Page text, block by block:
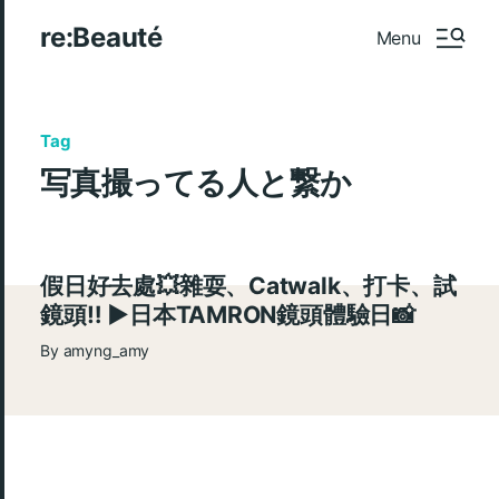
re:Beauté Menu
Tag
写真撮ってる人と繋か
假日好去處💥雜耍、Catwalk、打卡、試
鏡頭‼️ ►日本TAMRON鏡頭體驗日📸
By amyng_amy